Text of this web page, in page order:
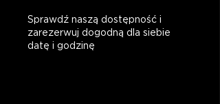
Sprawdź naszą dostępność i
zarezerwuj dogodną dla siebie
datę i godzinę